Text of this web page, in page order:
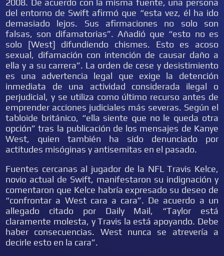
2008. De acuerdo con la misma fuente, una persona
del entorno de Swift afirmó que “esta vez, él ha ido
demasiado lejos. Sus afirmaciones no solo son
falsas, son difamatorias”. Añadió que “esto no es
solo [West] difundiendo chismes. Esto es acoso
sexual, difamación con intención de causar daño a
ella y a su carrera”. La orden de cese y desistimiento
es una advertencia legal que exige la detención
inmediata de una actividad considerada ilegal o
perjudicial, y se utiliza como último recurso antes de
emprender acciones judiciales más severas. Según el
tabloide británico, “ella siente que no le queda otra
opción” tras la publicación de los mensajes de Kanye
West, quien también ha sido denunciado por
actitudes misóginas y antisemitas en el pasado.
Fuentes cercanas al jugador de la NFL Travis Kelce,
novio actual de Swift, manifestaron su indignación y
comentaron que Kelce habría expresado su deseo de
“confrontar a West cara a cara”. De acuerdo a un
allegado citado por Daily Mail, “Taylor está
claramente molesta, y Travis la está apoyando. Debe
haber consecuencias. West nunca se atrevería a
decirle esto en la cara”.